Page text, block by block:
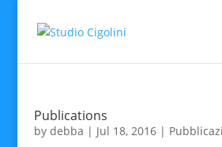
Publications
by debba | Jul 18, 2016|